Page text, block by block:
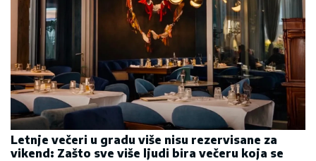
Letnje večeri u gradu više nisu rezervisane za
vikend: Zašto sve više ljudi bira večeru koja se